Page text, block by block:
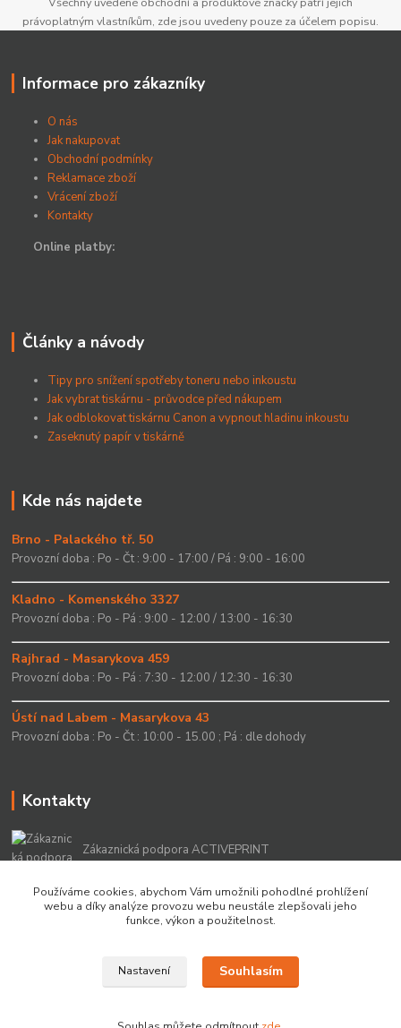
právoplatným vlastníkům, zde jsou uvedeny pouze za účelem popisu.
Informace pro zákazníky
O nás
Jak nakupovat
Obchodní podmínky
Reklamace zboží
Vrácení zboží
Kontakty
Online platby:
Články a návody
Tipy pro snížení spotřeby toneru nebo inkoustu
Jak vybrat tiskárnu - průvodce před nákupem
Jak odblokovat tiskárnu Canon a vypnout hladinu inkoustu
Zaseknutý papír v tiskárně
Kde nás najdete
Brno - Palackého tř. 50
Provozní doba : Po - Čt : 9:00 - 17:00 / Pá : 9:00 - 16:00
Kladno - Komenského 3327
Provozní doba : Po - Pá : 9:00 - 12:00 / 13:00 - 16:30
Rajhrad - Masarykova 459
Provozní doba : Po - Pá : 7:30 - 12:00 / 12:30 - 16:30
Ústí nad Labem - Masarykova 43
Provozní doba : Po - Čt : 10:00 - 15.00 ; Pá : dle dohody
Kontakty
Zákaznická podpora ACTIVEPRINT
+420 549 213 756
info@activeprint.cz
Copyright 2022 © ActivePrint s.r.o.
Používáme cookies, abychom Vám umožnili pohodlné prohlížení
webu a díky analýze provozu webu neustále zlepšovali jeho
funkce, výkon a použitelnost.
Nastavení Souhlasím